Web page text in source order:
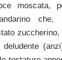
moscata,
che,